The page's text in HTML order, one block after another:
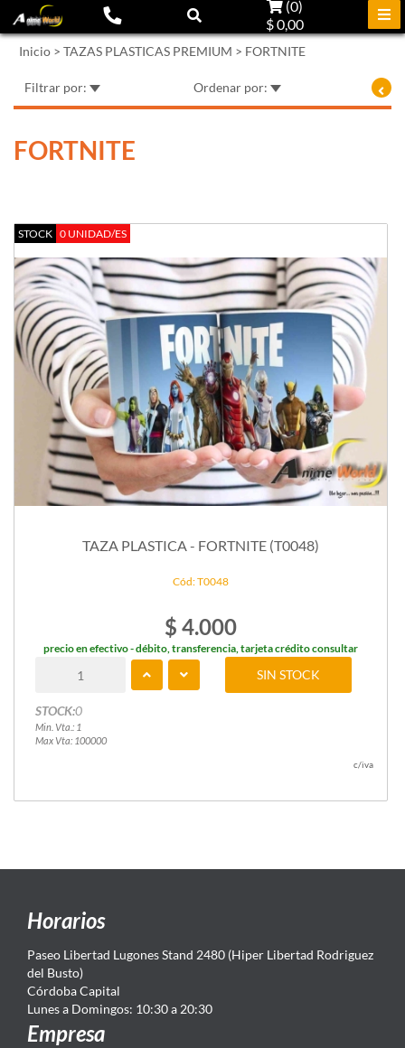
(0)
$ 0,00
Inicio > TAZAS PLASTICAS PREMIUM > FORTNITE
Filtrar por: Ordenar por:
FORTNITE
STOCK 0 UNIDAD/ES
TAZA PLASTICA - FORTNITE (T0048)
Cód: T0048
$ 4.000
precio en efectivo - débito, transferencia, tarjeta crédito consultar
STOCK:0
Min. Vta.: 1
Max Vta: 100000
SIN STOCK
c/iva
Horarios
Paseo Libertad Lugones Stand 2480 (Hiper Libertad Rodriguez
del Busto)
Córdoba Capital
Lunes a Domingos: 10:30 a 20:30
Empresa